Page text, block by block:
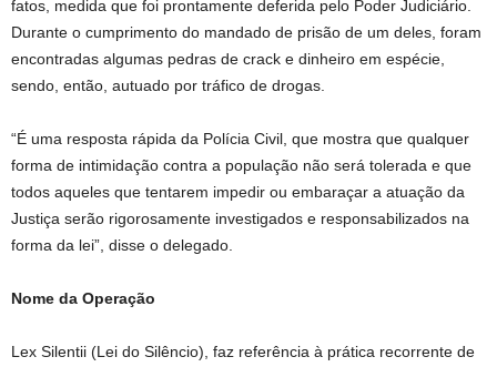
fatos, medida que foi prontamente deferida pelo Poder Judiciário.
Durante o cumprimento do mandado de prisão de um deles, foram
encontradas algumas pedras de crack e dinheiro em espécie,
sendo, então, autuado por tráfico de drogas.
“É uma resposta rápida da Polícia Civil, que mostra que qualquer
forma de intimidação contra a população não será tolerada e que
todos aqueles que tentarem impedir ou embaraçar a atuação da
Justiça serão rigorosamente investigados e responsabilizados na
forma da lei”, disse o delegado.
Nome da Operação
Lex Silentii (Lei do Silêncio), faz referência à prática recorrente de